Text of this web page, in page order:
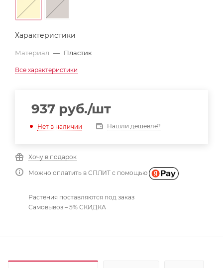
Характеристики
Материал — Пластик
Все характеристики
937 руб./шт
Нет в наличии Нашли дешевле?
Хочу в подарок
Можно оплатить в СПЛИТ с помощью
Растения поставляются под заказ
Самовывоз – 5% СКИДКА